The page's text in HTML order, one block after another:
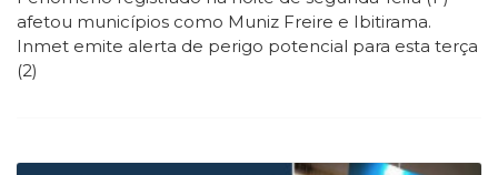
afetou municípios como Muniz Freire e Ibitirama.
Inmet emite alerta de perigo potencial para esta terça
(2)